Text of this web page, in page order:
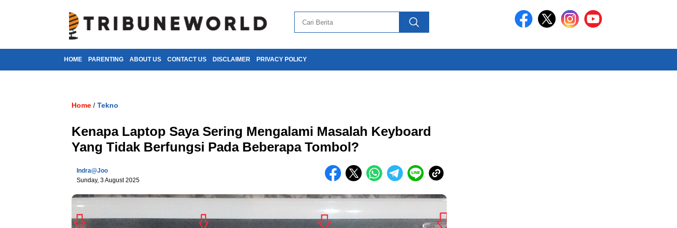
HOME PARENTING ABOUT US CONTACT US DISCLAIMER PRIVACY POLICY
Home / Tekno
Kenapa Laptop Saya Sering Mengalami Masalah Keyboard
Yang Tidak Berfungsi Pada Beberapa Tombol?
Indra@joo
Sunday, 3 August 2025